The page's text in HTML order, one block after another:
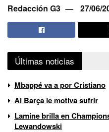
Redacción G3 27/06/
Últimas noticias
Mbappé va a por Cristiano
Al Barça le motiva sufrir
Lamine brilla en
Lewandowski